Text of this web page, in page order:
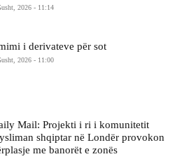
2026 - 11:14
i derivateve për sot
2026 - 11:00
Mail: Projekti i ri i komunitetit
shqiptar në Londër provokon
me banorët e zonës